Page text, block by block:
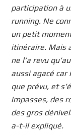
participation à
running. Ne
un petit
itinéraire. Mais
ne l’a revu
aussi agacé car
que prévu, et
impasses, des
des gros
a-t-il expliqué.